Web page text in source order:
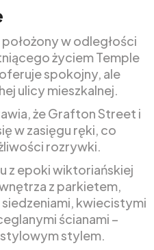
położony w odległości
życiem Temple
oferuje spokojny, ale
ulicy mieszkalnej.
że Grafton Street i
w zasięgu ręki, co
rozrywki.
z epoki wiktoriańskiej
z parkietem,
kwiecistymi
ścianami –
stylowym stylem.